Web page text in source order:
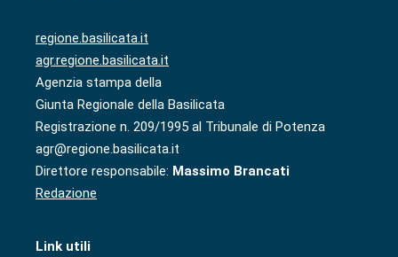
regione.basilicata.it
agr.regione.basilicata.it
Agenzia stampa della
Giunta Regionale della Basilicata
Registrazione n. 209/1995 al Tribunale di Potenza
agr@regione.basilicata.it
Direttore responsabile: Massimo Brancati
Redazione
Link utili